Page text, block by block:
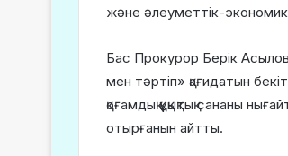
және әлеуметтік-
Бас Прокурор Берік
мен тәртіп» қағидатын
қоғамдық құқықтық сананы
отырғанын айтты.